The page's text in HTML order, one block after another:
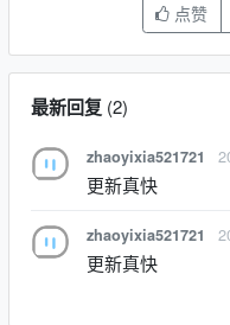
点赞
最新回复(2)
zhaoyixia521721
更新真快
zhaoyixia521721
更新真快